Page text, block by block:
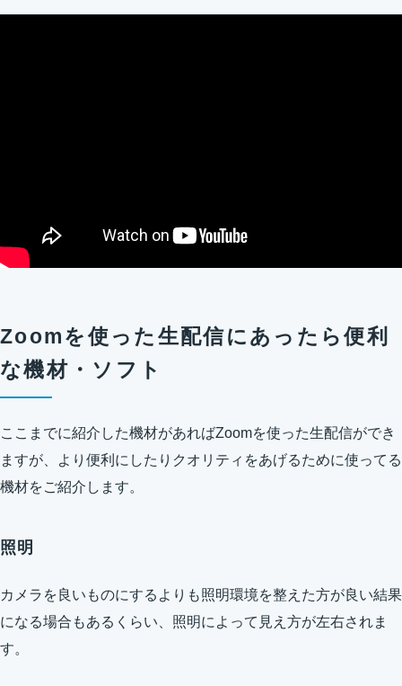
Zoomを使った生配信にあったら便利
な機材・ソフト
ここまでに紹介した機材があればZoomを使った生配信ができ
ますが、より便利にしたりクオリティをあげるために使ってる
機材をご紹介します。
照明
カメラを良いものにするよりも照明環境を整えた方が良い結果
になる場合もあるくらい、照明によって見え方が左右されま
す。